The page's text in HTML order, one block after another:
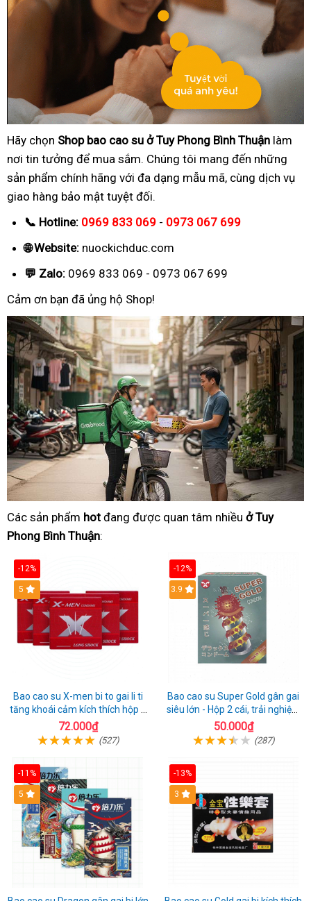
Hãy chọn Shop bao cao su ở Tuy Phong Bình Thuận làm
nơi tin tưởng để mua sắm. Chúng tôi mang đến những
sản phẩm chính hãng với đa dạng mẫu mã, cùng dịch vụ
giao hàng bảo mật tuyệt đối.
📞 Hotline: 0969 833 069 - 0973 067 699
🌐 Website: nuockichduc.com
💬 Zalo: 0969 833 069 - 0973 067 699
Cảm ơn bạn đã ủng hộ Shop!
Các sản phẩm hot đang được quan tâm nhiều ở Tuy
Phong Bình Thuận:
-12%
Hot
5
Bao cao su X-men bi to gai li ti
tăng khoái cảm kích thích hộp 1
cái
72.000₫
(527)
-12%
3.9
Bao cao su Super Gold gân gai
siêu lớn - Hộp 2 cái, trải nghiệm
mới lạ
50.000₫
(287)
-11%
Hot
5
-13%
3